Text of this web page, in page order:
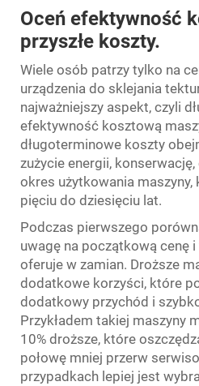
Oceń efektywność
przyszłe koszty.
Wiele osób patrzy tylko na
urządzenia do sklejania
najważniejszy aspekt, czyli
efektywność kosztową
długoterminowe koszty
zużycie energii,
okres użytkowania
pięciu do dziesięciu lat.
Podczas pierwszego
uwagę na początkową cenę
oferuje w zamian. Droższe
dodatkowe korzyści, które
dodatkowy przychód i
Przykładem takiej maszyny
10% droższe, które
połowę mniej przerw
przypadkach lepiej jest